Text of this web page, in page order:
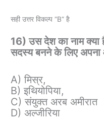
सही उत्तर विकल्प “B” है
16) उस देश का नाम
सदस्य बनने के लिए अपना
A) मिस्र,
B) इथियोपिया,
C) संयुक्त अरब अमीरात
D) अल्जीरिया